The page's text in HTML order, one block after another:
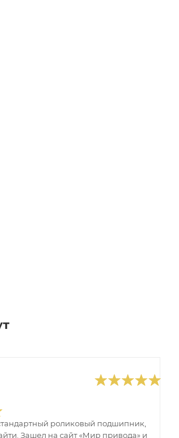
роликовый подшипник,
Зашел на сайт «Мир привода» и